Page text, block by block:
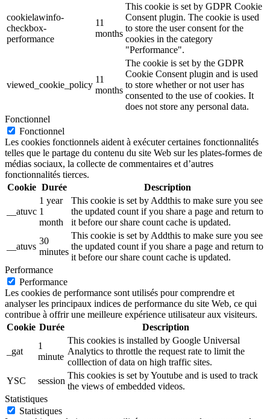
cookielawinfo-
checkbox-
performance
11
months
This cookie is set by GDPR Cookie
Consent plugin. The cookie is used
to store the user consent for the
cookies in the category
"Performance".
viewed_cookie_policy
11
months
The cookie is set by the GDPR
Cookie Consent plugin and is used
to store whether or not user has
consented to the use of cookies. It
does not store any personal data.
Fonctionnel
Fonctionnel
Les cookies fonctionnels aident à exécuter certaines fonctionnalités
telles que le partage du contenu du site Web sur les plates-formes de
médias sociaux, la collecte de commentaires et d’autres
fonctionnalités tierces.
Cookie Durée Description
__atuvc
1 year
1
month
This cookie is set by Addthis to make sure you see
the updated count if you share a page and return to
it before our share count cache is updated.
__atuvs
30
minutes
This cookie is set by Addthis to make sure you see
the updated count if you share a page and return to
it before our share count cache is updated.
Performance
Performance
Les cookies de performance sont utilisés pour comprendre et
analyser les principaux indices de performance du site Web, ce qui
contribue à offrir une meilleure expérience utilisateur aux visiteurs.
Cookie Durée Description
_gat
1
minute
This cookies is installed by Google Universal
Analytics to throttle the request rate to limit the
colllection of data on high traffic sites.
YSC
session
This cookies is set by Youtube and is used to track
the views of embedded videos.
Statistiques
Statistiques